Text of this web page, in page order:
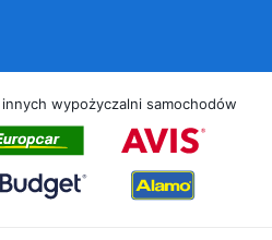
wypożyczalni samochodów